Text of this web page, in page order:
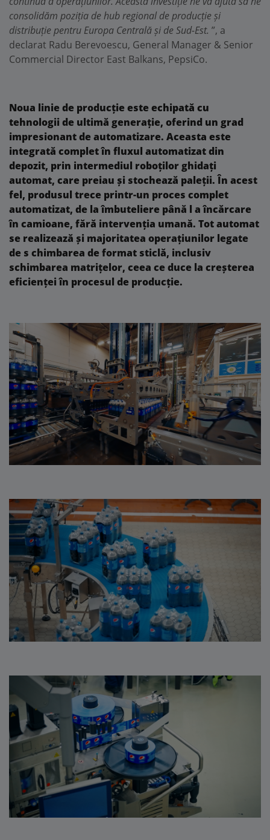
consolidăm poziția de hub regional de producție și
distribuție pentru Europa Centrală și de Sud-Est. ”, a
declarat Radu Berevoescu, General Manager & Senior
Commercial Director East Balkans, PepsiCo.
Noua linie de producție este echipată cu
tehnologii de ultimă generație, oferind un grad
impresionant de automatizare. Aceasta este
integrată complet în fluxul automatizat din
depozit, prin intermediul roboților ghidați
automat, care preiau și stochează paleții. În acest
fel, produsul trece printr-un proces complet
automatizat, de la îmbuteliere până l a încărcare
în camioane, fără intervenția umană. Tot automat
se realizează și majoritatea operațiunilor legate
de s chimbarea de format sticlă, inclusiv
schimbarea matrițelor, ceea ce duce la creșterea
eficienței în procesul de producție.